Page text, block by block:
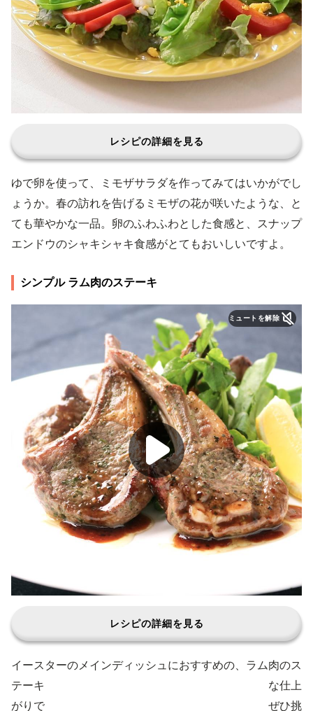
レシピの詳細を見る
ゆで卵を使って、ミモザサラダを作ってみてはいかがでし
ょうか。春の訪れを告げるミモザの花が咲いたような、と
ても華やかな一品。卵のふわふわとした食感と、スナップ
エンドウのシャキシャキ食感がとてもおいしいですよ。
シンプル ラム肉のステーキ
ミュートを解除
レシピの詳細を見る
イースターのメインディッシュにおすすめの、ラム肉のス
テーキのレシピです。手作りソースも添えた本格的な仕上
がりですが、意外と簡単に作ることができますよ。ぜひ挑